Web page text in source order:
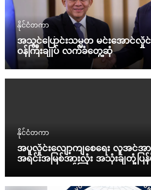
နိုင်ငံတကာ
အသွင်ပြောင်းသမ္မတ မင်းအောင်လှို
ဝန်ကြီးချုပ် လက်ခံတွေ့ဆုံ
နိုင်ငံတကာ
အပူလှိုင်းလျော့ကျစေရေး လူအင်အာ
အရင်းအမြစ်အားလုံး အသုံးချတုံ့ပြန်